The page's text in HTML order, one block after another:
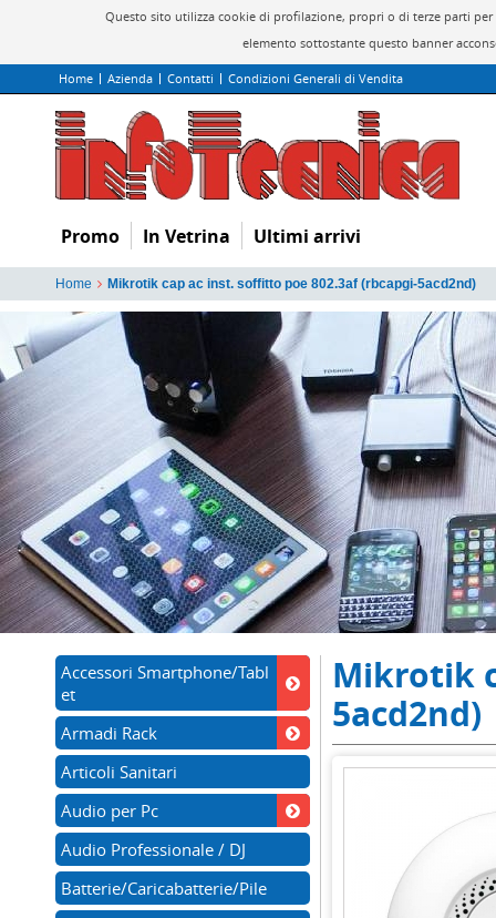
Questo sito utilizza cookie di profilazione, propri o di terze parti
elemento sottostante questo banner
Home Azienda Contatti Condizioni Generali di Vendita
Promo In Vetrina Ultimi arrivi
Home Mikrotik cap ac inst. soffitto poe 802.3af (rbcapgi-5acd2nd)
Mikrotik
5acd2nd)
Accessori Smartphone/Tabl
et
Armadi Rack
Articoli Sanitari
Audio per Pc
Audio Professionale / DJ
Batterie/Caricabatterie/Pile